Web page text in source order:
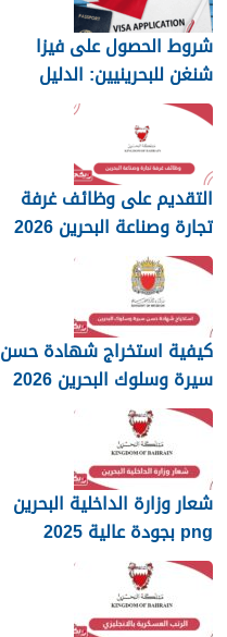
شروط الحصول على فيزا
شنغن للبحرينيين: الدليل
الكامل
التقديم على وظائف غرفة
تجارة وصناعة البحرين 2026
كيفية استخراج شهادة حسن
سيرة وسلوك البحرين 2026
شعار وزارة الداخلية البحرين
png بجودة عالية 2025